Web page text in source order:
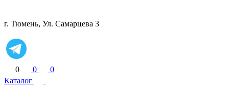
г. Тюмень, Ул. Самарцева 3
0 0
0
Каталог